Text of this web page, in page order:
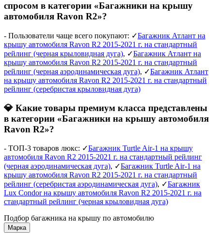
спросом в категории «Багажники на крышу
автомобиля Ravon R2»?
- Пользователи чаще всего покупают: ✓Багажник Атлант на
крышу автомобиля Ravon R2 2015-2021 г. на стандартный
рейлинг (черная крыловидная дуга), ✓Багажник Атлант на
крышу автомобиля Ravon R2 2015-2021 г. на стандартный
рейлинг (черная аэродинамическая дуга), ✓Багажник Атлант
на крышу автомобиля Ravon R2 2015-2021 г. на стандартный
рейлинг (серебристая крыловидная дуга)
💎 Какие товары премиум класса представлены
в категории «Багажники на крышу автомобиля
Ravon R2»?
- ТОП-3 товаров люкс: ✓Багажник Turtle Air-1 на крышу
автомобиля Ravon R2 2015-2021 г. на стандартный рейлинг
(черная аэродинамическая дуга), ✓Багажник Turtle Air-1 на
крышу автомобиля Ravon R2 2015-2021 г. на стандартный
рейлинг (серебристая аэродинамическая дуга), ✓Багажник
Lux Condor на крышу автомобиля Ravon R2 2015-2021 г. на
стандартный рейлинг (черная крыловидная дуга)
Подбор багажника на крышу по автомобилю
Марка